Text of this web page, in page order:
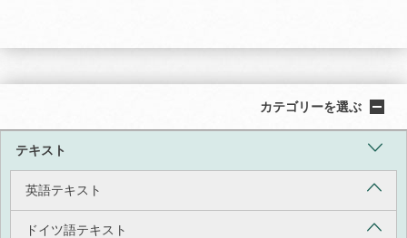
カテゴリーを選ぶ
テキスト
英語テキスト
ドイツ語テキスト